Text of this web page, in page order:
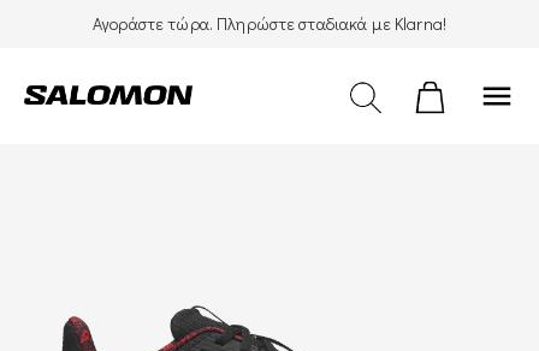
Αγοράστε τώρα. Πληρώστε σταδιακά με Klarna!
menu